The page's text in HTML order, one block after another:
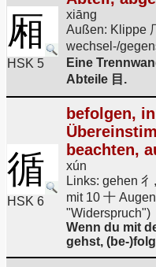
厢
HSK 5
xiāng
Außen: Klippe
wechsel-/
Eine
Abteile 目.
循
HSK 6
befolgen, in
beachten,
xún
Links: gehen
mit 10 十
"Widerspruch")
Wenn du mit
gehst, (be-